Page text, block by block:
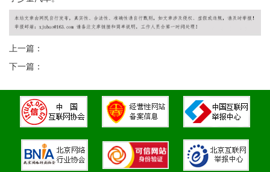
上一篇：
下一篇：